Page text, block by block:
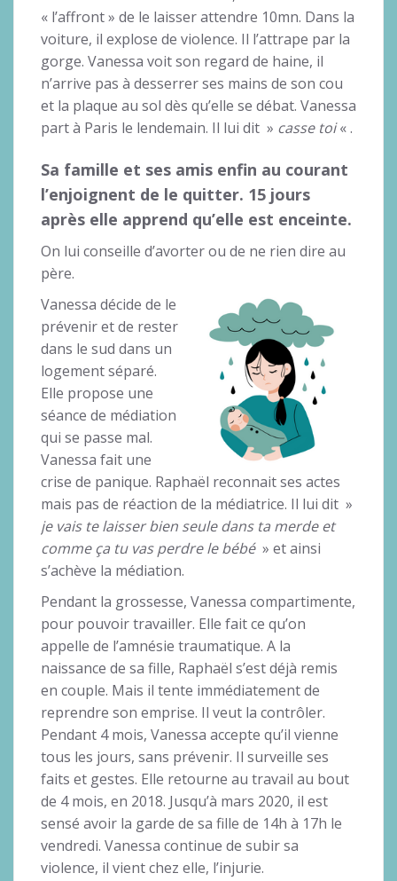
« l’affront » de le laisser attendre 10mn. Dans la
voiture, il explose de violence. Il l’attrape par la
gorge. Vanessa voit son regard de haine, il
n’arrive pas à desserrer ses mains de son cou
et la plaque au sol dès qu’elle se débat. Vanessa
part à Paris le lendemain. Il lui dit » casse toi« .
Sa famille et ses amis enfin au courant
l’enjoignent de le quitter. 15 jours
après elle apprend qu’elle est enceinte.
On lui conseille d’avorter ou de ne rien dire au
père.
Vanessa décide de le
prévenir et de rester
dans le sud dans un
logement séparé.
Elle propose une
séance de médiation
qui se passe mal.
Vanessa fait une
crise de panique. Raphaël reconnait ses actes
mais pas de réaction de la médiatrice. Il lui dit »
je vais te laisser bien seule dans ta merde et
comme ça tu vas perdre le bébé» et ainsi
s’achève la médiation.
Pendant la grossesse, Vanessa compartimente,
pour pouvoir travailler. Elle fait ce qu’on
appelle de l’amnésie traumatique. A la
naissance de sa fille, Raphaël s’est déjà remis
en couple. Mais il tente immédiatement de
reprendre son emprise. Il veut la contrôler.
Pendant 4 mois, Vanessa accepte qu’il vienne
tous les jours, sans prévenir. Il surveille ses
faits et gestes. Elle retourne au travail au bout
de 4 mois, en 2018. Jusqu’à mars 2020, il est
sensé avoir la garde de sa fille de 14h à 17h le
vendredi. Vanessa continue de subir sa
violence, il vient chez elle, l’injurie.